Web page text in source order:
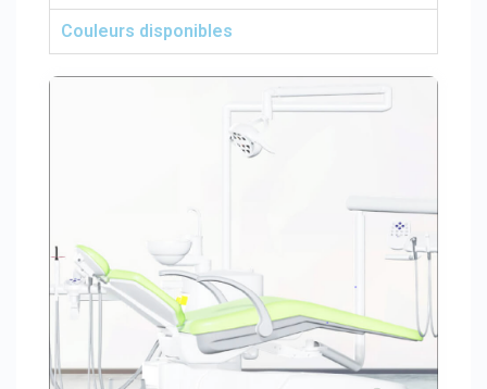
Couleurs disponibles